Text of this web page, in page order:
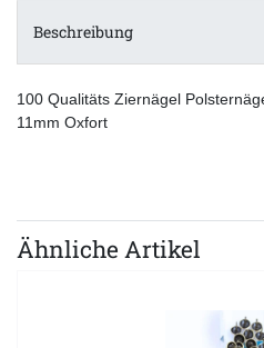
Beschreibung
100 Qualitäts Ziernägel
11mm Oxfort
Ähnliche Artikel